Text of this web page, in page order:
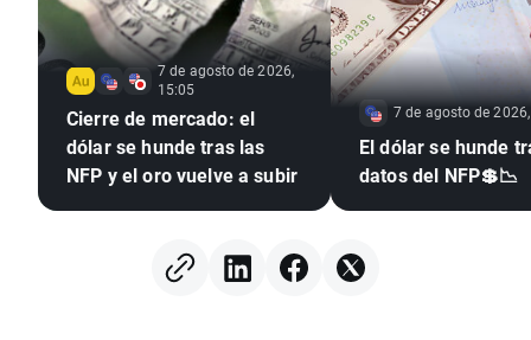
7 de agosto de 2026,
15:05
Cierre de mercado: el
dólar se hunde tras las
NFP y el oro vuelve a subir
7 de agosto de
El dólar se hunde
datos del NFP💲📉